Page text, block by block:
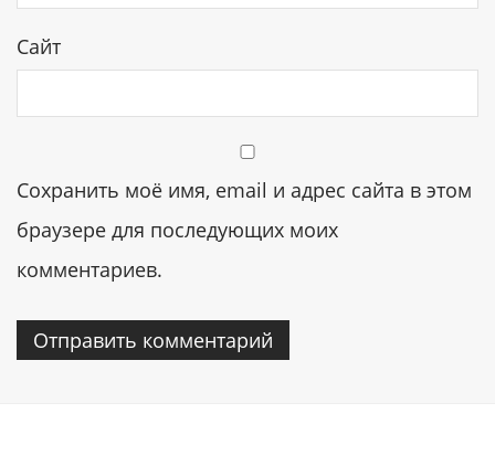
Сайт
Сохранить моё имя, email и адрес сайта в этом
браузере для последующих моих
комментариев.